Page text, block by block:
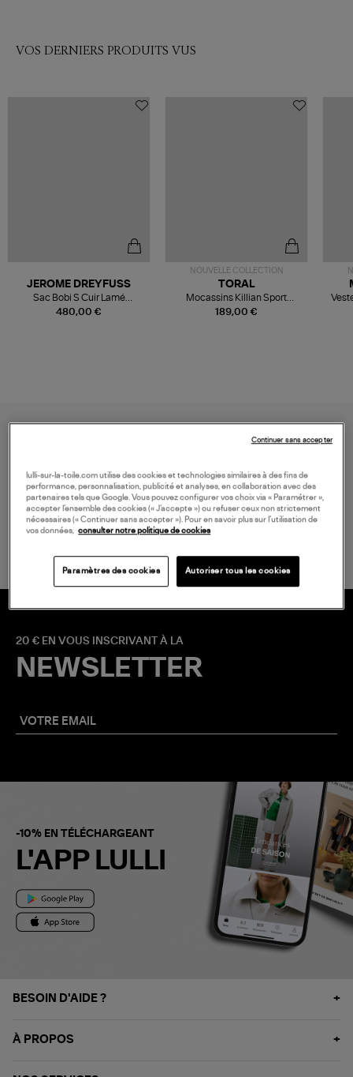
VOS DERNIERS PRODUITS VUS
480,00 €
JEROME DREYFUSS
Sac Bobi S Cuir Lamé
Champagne
NOUVELLE COLLECTION
189,00 €
TORAL
Mocassins Killian Sport
Mousse
LIVRAISON GRATUITE
à partir de 150 € d'achat*
20 € EN VOUS INSCRIVANT À LA
NEWSLETTER
-10% EN TÉLÉCHARGEANT
L'APP LULLI
BESOIN D'AIDE ?
À PROPOS
lulli-sur-la-toile.com utilise des cookies et technologies similaires à des fins de
performance, personnalisation, publicité et analyses, en collaboration avec des
partenaires tels que Google. Vous pouvez configurer vos choix via « Paramétrer »,
accepter l’ensemble des cookies (« J’accepte ») ou refuser ceux non strictement
nécessaires (« Continuer sans accepter »). Pour en savoir plus sur l’utilisation de
vos données, consulter notre politique de cookies
Paramètres des cookies Autoriser tous les cookies
Continuer sans accepter